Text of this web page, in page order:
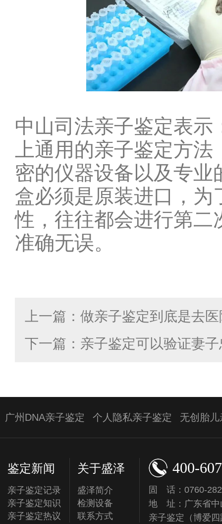
中山司法亲子鉴定表示
上通用的亲子鉴定方
密的仪器设备以及专
盒必须是原装进口，
性，往往都会进行第二
准确无误。
广州DNA亲子鉴定 个人隐私亲子鉴定 无创胎
鉴定新闻
亲子鉴定记录
亲子鉴定知识
亲子鉴定热议
关于盛泽
盛泽简介
检测设备
联系方式
400-
固 话：0760-
地 址：广东省中
亲子鉴定（博爱